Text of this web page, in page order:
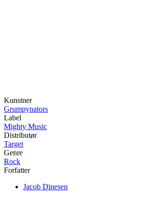
Kunstner
Grumpynators
Label
Mighty Music
Distributør
Target
Genre
Rock
Forfatter
Jacob Dinesen